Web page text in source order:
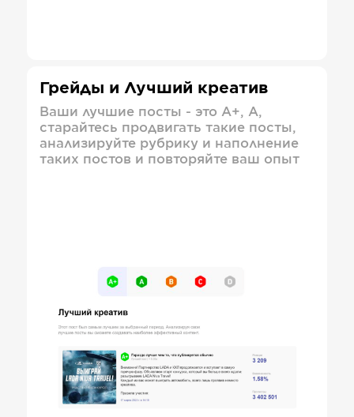
Грейды и Лучший креатив
Ваши лучшие посты - это А+, А,
старайтесь продвигать такие посты,
анализируйте рубрику и наполнение
таких постов и повторяйте ваш опыт